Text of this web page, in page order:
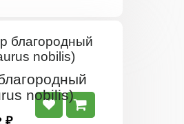
nobilis)
₽